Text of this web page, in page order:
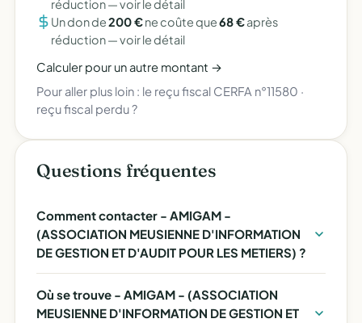
réduction —voir le détail
Un don de200 €ne coûte que68 €après
réduction —voir le détail
Calculer pour un autre montant →
Pour aller plus loin : le reçu fiscal CERFA n°11580 ·
reçu fiscal perdu ?
Questions fréquentes
Comment contacter - AMIGAM -
(ASSOCIATION MEUSIENNE D'INFORMATION
DE GESTION ET D'AUDIT POUR LES METIERS) ?
Où se trouve - AMIGAM - (ASSOCIATION
MEUSIENNE D'INFORMATION DE GESTION ET